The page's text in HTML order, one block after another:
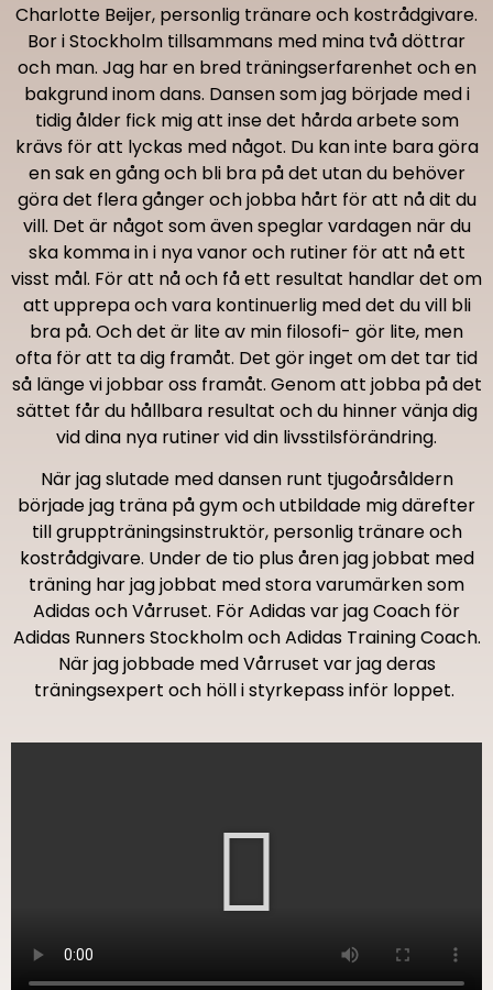
Charlotte Beijer, personlig tränare och kostrådgivare.
Bor i Stockholm tillsammans med mina två döttrar
och man. Jag har en bred träningserfarenhet och en
bakgrund inom dans. Dansen som jag började med i
tidig ålder fick mig att inse det hårda arbete som
krävs för att lyckas med något. Du kan inte bara göra
en sak en gång och bli bra på det utan du behöver
göra det flera gånger och jobba hårt för att nå dit du
vill. Det är något som även speglar vardagen när du
ska komma in i nya vanor och rutiner för att nå ett
visst mål. För att nå och få ett resultat handlar det om
att upprepa och vara kontinuerlig med det du vill bli
bra på. Och det är lite av min filosofi- gör lite, men
ofta för att ta dig framåt. Det gör inget om det tar tid
så länge vi jobbar oss framåt. Genom att jobba på det
sättet får du hållbara resultat och du hinner vänja dig
vid dina nya rutiner vid din livsstilsförändring.
När jag slutade med dansen runt tjugoårsåldern
började jag träna på gym och utbildade mig därefter
till gruppträningsinstruktör, personlig tränare och
kostrådgivare. Under de tio plus åren jag jobbat med
träning har jag jobbat med stora varumärken som
Adidas och Vårruset. För Adidas var jag Coach för
Adidas Runners Stockholm och Adidas Training Coach.
När jag jobbade med Vårruset var jag deras
träningsexpert och höll i styrkepass inför loppet.